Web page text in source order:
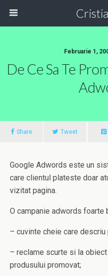
Februarie 1,
De Ce Sa Te
Share Tweet
Google Adwords este un
care clientul plateste doar
vizitat pagina.
O campanie adwords foarte
– cuvinte cheie care
– reclame scurte si la
produsului promovat;